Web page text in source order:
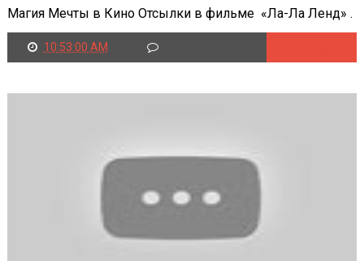
Магия Мечты в Кино Отсылки в фильме «Ла-Ла Ленд» .
10:53:00 AM